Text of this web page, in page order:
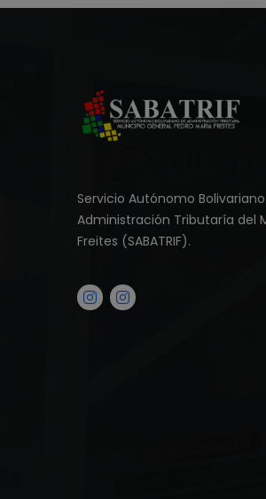
Servicio Autónomo
Administración Tributaría del
Freites (SABATRIF).